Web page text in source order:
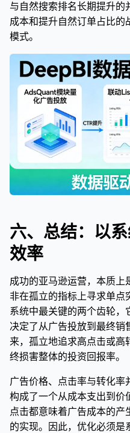
与自然搜索排名长期提升
成本和提升自然订单占比
模式。
六、总结：以
效率
成功的亚马逊运营，本质
非在孤立的指标上寻求单
系统中最关键的两个齿轮
决定了从广告投放到最终
来，孤立地追求高点击或
终损害整体的投资回报率。
广告价格、点击率与转化
构成了一个从成本支出到价
点击都意味着广告成本的
的实现。因此，优化必须